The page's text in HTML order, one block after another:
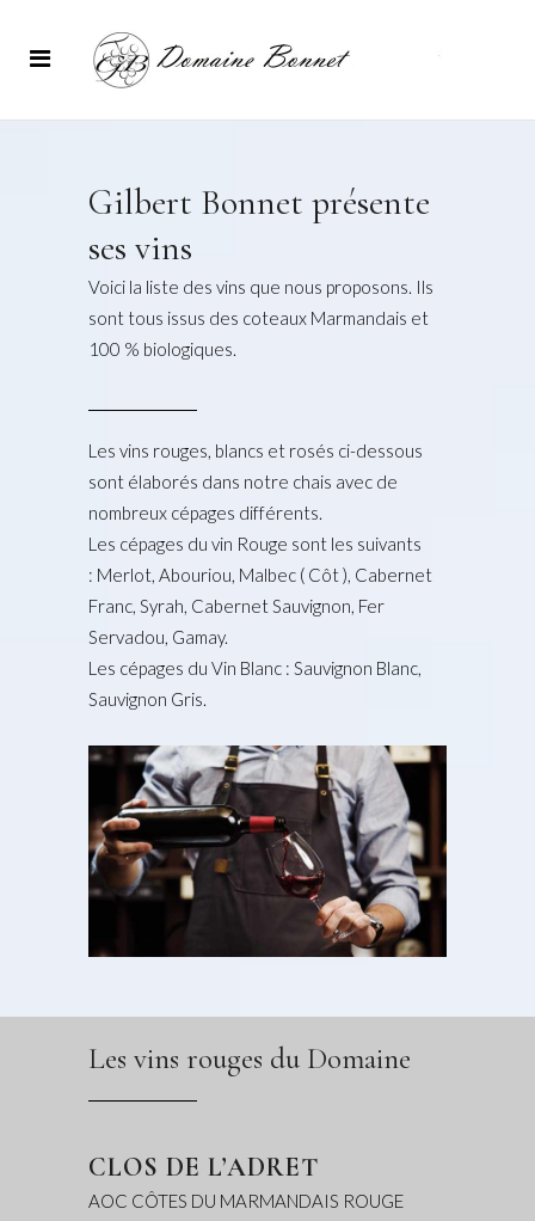
Gilbert Bonnet présente
ses vins
Voici la liste des vins que nous proposons. Ils
sont tous issus des coteaux Marmandais et
100 % biologiques.
Les vins rouges, blancs et rosés ci-dessous
sont élaborés dans notre chais avec de
nombreux cépages différents.
Les cépages du vin Rouge sont les suivants
: Merlot, Abouriou, Malbec ( Côt ), Cabernet
Franc, Syrah, Cabernet Sauvignon, Fer
Servadou, Gamay.
Les cépages du Vin Blanc : Sauvignon Blanc,
Sauvignon Gris.
Les vins rouges du Domaine
CLOS DE L’ADRET
AOC CÔTES DU MARMANDAIS ROUGE